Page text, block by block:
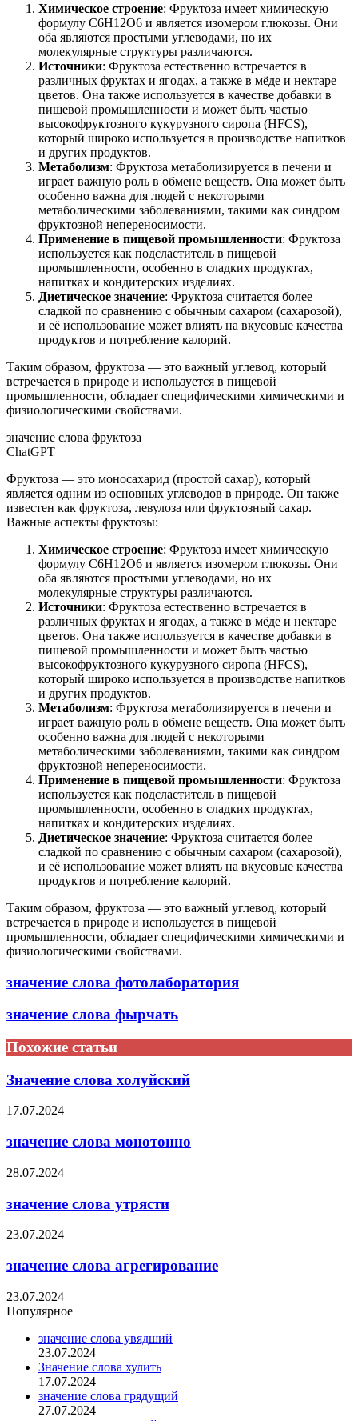
Химическое строение: Фруктоза имеет химическую
формулу C6H12O6 и является изомером глюкозы. Они
оба являются простыми углеводами, но их
молекулярные структуры различаются.
Источники: Фруктоза естественно встречается в
различных фруктах и ягодах, а также в мёде и нектаре
цветов. Она также используется в качестве добавки в
пищевой промышленности и может быть частью
высокофруктозного кукурузного сиропа (HFCS),
который широко используется в производстве напитков
и других продуктов.
Метаболизм: Фруктоза метаболизируется в печени и
играет важную роль в обмене веществ. Она может быть
особенно важна для людей с некоторыми
метаболическими заболеваниями, такими как синдром
фруктозной непереносимости.
Применение в пищевой промышленности: Фруктоза
используется как подсластитель в пищевой
промышленности, особенно в сладких продуктах,
напитках и кондитерских изделиях.
Диетическое значение: Фруктоза считается более
сладкой по сравнению с обычным сахаром (сахарозой),
и её использование может влиять на вкусовые качества
продуктов и потребление калорий.
Таким образом, фруктоза — это важный углевод, который
встречается в природе и используется в пищевой
промышленности, обладает специфическими химическими и
физиологическими свойствами.
значение слова фруктоза
ChatGPT
Фруктоза — это моносахарид (простой сахар), который
является одним из основных углеводов в природе. Он также
известен как фруктоза, левулоза или фруктозный сахар.
Важные аспекты фруктозы:
Химическое строение: Фруктоза имеет химическую
формулу C6H12O6 и является изомером глюкозы. Они
оба являются простыми углеводами, но их
молекулярные структуры различаются.
Источники: Фруктоза естественно встречается в
различных фруктах и ягодах, а также в мёде и нектаре
цветов. Она также используется в качестве добавки в
пищевой промышленности и может быть частью
высокофруктозного кукурузного сиропа (HFCS),
который широко используется в производстве напитков
и других продуктов.
Метаболизм: Фруктоза метаболизируется в печени и
играет важную роль в обмене веществ. Она может быть
особенно важна для людей с некоторыми
метаболическими заболеваниями, такими как синдром
фруктозной непереносимости.
Применение в пищевой промышленности: Фруктоза
используется как подсластитель в пищевой
промышленности, особенно в сладких продуктах,
напитках и кондитерских изделиях.
Диетическое значение: Фруктоза считается более
сладкой по сравнению с обычным сахаром (сахарозой),
и её использование может влиять на вкусовые качества
продуктов и потребление калорий.
Таким образом, фруктоза — это важный углевод, который
встречается в природе и используется в пищевой
промышленности, обладает специфическими химическими и
физиологическими свойствами.
значение слова фотолаборатория
значение слова фырчать
Похожие статьи
Значение слова холуйский
17.07.2024
значение слова монотонно
28.07.2024
значение слова утрясти
23.07.2024
значение слова агрегирование
23.07.2024
Популярное
значение слова увядший
23.07.2024
Значение слова хулить
17.07.2024
значение слова грядущий
27.07.2024